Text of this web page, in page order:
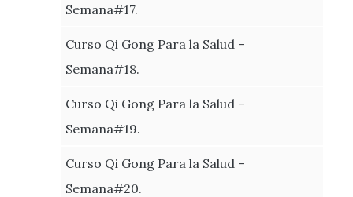
Semana#17.
Curso Qi Gong Para la Salud –
Semana#18.
Curso Qi Gong Para la Salud –
Semana#19.
Curso Qi Gong Para la Salud –
Semana#20.